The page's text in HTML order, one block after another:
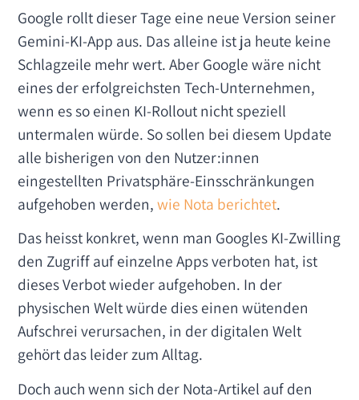
Google rollt dieser Tage eine neue Version seiner
Gemini-KI-App aus. Das alleine ist ja heute keine
Schlagzeile mehr wert. Aber Google wäre nicht
eines der erfolgreichsten Tech-Unternehmen,
wenn es so einen KI-Rollout nicht speziell
untermalen würde. So sollen bei diesem Update
alle bisherigen von den Nutzer:innen
eingestellten Privatsphäre-Einsschränkungen
aufgehoben werden,wie Nota berichtet.
Das heisst konkret, wenn man Googles KI-Zwilling
den Zugriff auf einzelne Apps verboten hat, ist
dieses Verbot wieder aufgehoben. In der
physischen Welt würde dies einen wütenden
Aufschrei verursachen, in der digitalen Welt
gehört das leider zum Alltag.
Doch auch wenn sich der Nota-Artikel auf den